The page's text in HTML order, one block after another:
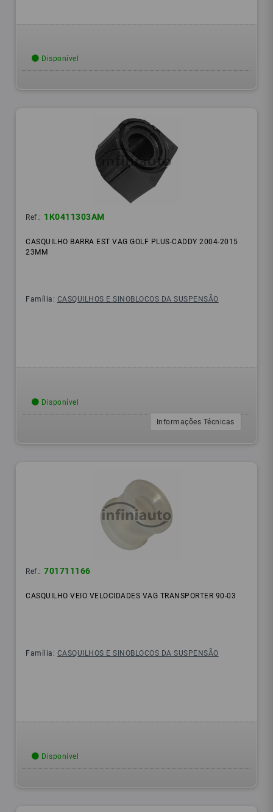
Disponível
Ref.: 1K0411303AM
CASQUILHO BARRA EST VAG GOLF PLUS-CADDY 2004-2015
23MM
Família: CASQUILHOS E SINOBLOCOS DA SUSPENSÃO
Disponível
Informações Técnicas
Ref.: 701711166
CASQUILHO VEIO VELOCIDADES VAG TRANSPORTER 90-03
Família: CASQUILHOS E SINOBLOCOS DA SUSPENSÃO
Disponível